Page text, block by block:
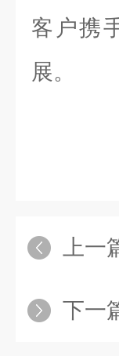
客户携
展。
上一
下一